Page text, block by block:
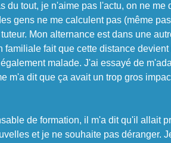
du tout, je n'aime pas l'actu, on ne me
gens ne me calculent pas (même
Mon alternance est dans une
familiale fait que cette distance
malade. J'ai essayé de
m'a dit que ça avait un trop gros
de formation, il m'a dit qu'il allait
et je ne souhaite pas déranger.